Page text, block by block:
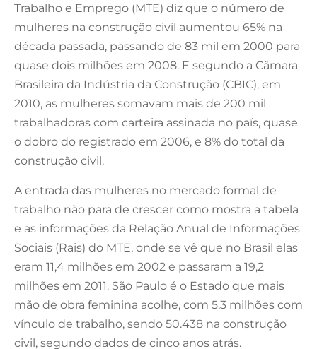
Trabalho e Emprego (MTE) diz que o número de
mulheres na construção civil aumentou 65% na
década passada, passando de 83 mil em 2000 para
quase dois milhões em 2008. E segundo a Câmara
Brasileira da Indústria da Construção (CBIC), em
2010, as mulheres somavam mais de 200 mil
trabalhadoras com carteira assinada no país, quase
o dobro do registrado em 2006, e 8% do total da
construção civil.
A entrada das mulheres no mercado formal de
trabalho não para de crescer como mostra a tabela
e as informações da Relação Anual de Informações
Sociais (Rais) do MTE, onde se vê que no Brasil elas
eram 11,4 milhões em 2002 e passaram a 19,2
milhões em 2011. São Paulo é o Estado que mais
mão de obra feminina acolhe, com 5,3 milhões com
vínculo de trabalho, sendo 50.438 na construção
civil, segundo dados de cinco anos atrás.